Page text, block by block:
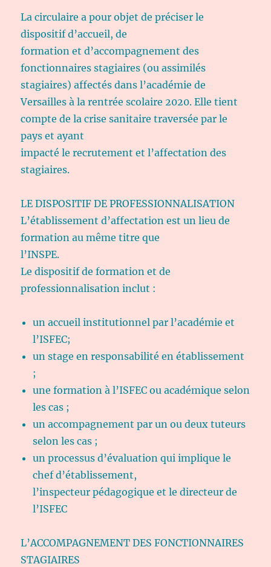
La circulaire a pour objet de préciser le
dispositif d’accueil, de
formation et d’accompagnement des
fonctionnaires stagiaires (ou assimilés
stagiaires) affectés dans l’académie de
Versailles à la rentrée scolaire 2020. Elle tient
compte de la crise sanitaire traversée par le
pays et ayant
impacté le recrutement et l’affectation des
stagiaires.
LE DISPOSITIF DE PROFESSIONNALISATION
L’établissement d’affectation est un lieu de
formation au même titre que
l’INSPE.
Le dispositif de formation et de
professionnalisation inclut :
un accueil institutionnel par l’académie et
l’ISFEC;
un stage en responsabilité en établissement
;
une formation à l’ISFEC ou académique selon
les cas ;
un accompagnement par un ou deux tuteurs
selon les cas ;
un processus d’évaluation qui implique le
chef d’établissement,
l’inspecteur pédagogique et le directeur de
l’ISFEC
L’ACCOMPAGNEMENT DES FONCTIONNAIRES
STAGIAIRES